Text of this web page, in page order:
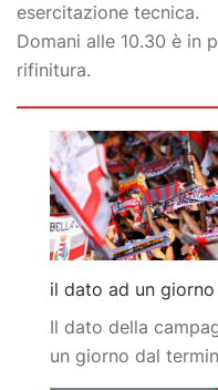
esercitazione tecnica.
Domani alle 10.30 è in
rifinitura.
il dato ad un
Il dato della
un giorno dal